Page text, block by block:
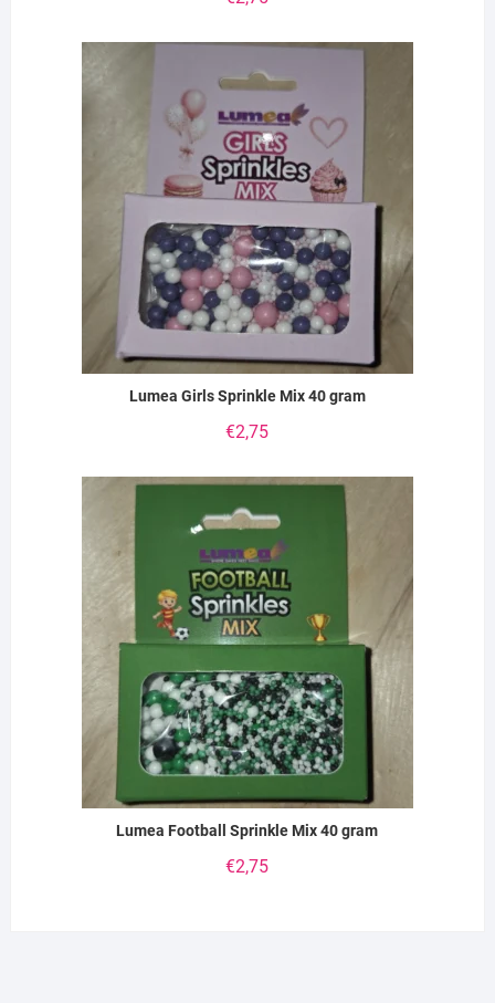
Lumea Girls Sprinkle Mix 40 gram
€2,75
Lumea Football Sprinkle Mix 40 gram
€2,75